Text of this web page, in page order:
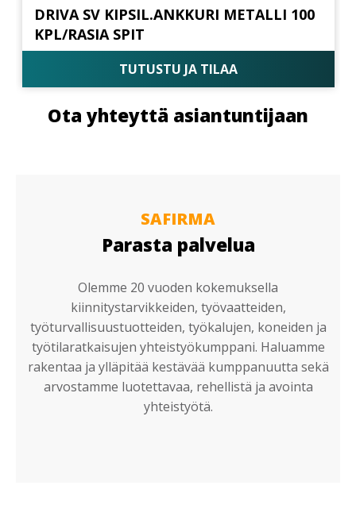
DRIVA SV KIPSIL.ANKKURI METALLI 100
KPL/RASIA SPIT
TUTUSTU JA TILAA
Ota yhteyttä asiantuntijaan
SAFIRMA
Parasta palvelua
Olemme 20 vuoden kokemuksella
kiinnitystarvikkeiden, työvaatteiden,
työturvallisuustuotteiden, työkalujen, koneiden ja
työtilaratkaisujen yhteistyökumppani. Haluamme
rakentaa ja ylläpitää kestävää kumppanuutta sekä
arvostamme luotettavaa, rehellistä ja avointa
yhteistyötä.